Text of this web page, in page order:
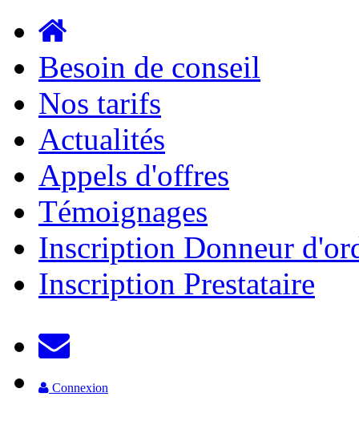
Aller au contenu principal
Besoin de conseil
Nos tarifs
Actualités
Appels d'offres
Témoignages
Inscription Donneur
Inscription Prestataire
Connexion